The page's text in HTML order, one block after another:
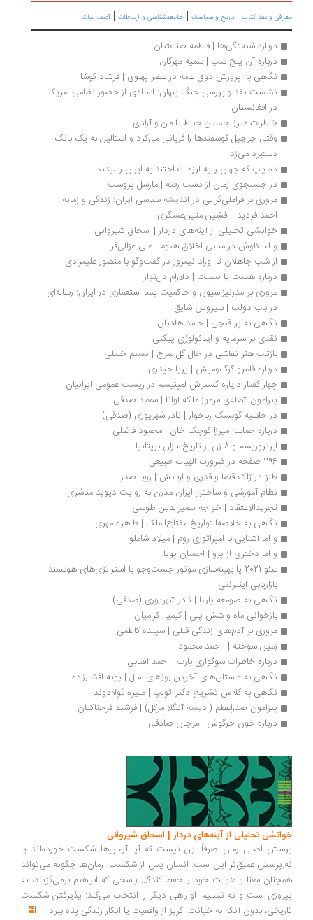
و نقد کتاب|تاریخ و سیاست|جامعه‌شناسی و ارتباطات|آصف بیات|
درباره شیفتگی‌ها | فاطمه صناعتیان
درباره آن پنج شب | سمیه مهرگان
نگاهی به پرورش ذوق عامه در عصر پهلوی | فرشاد کوشا
نشست نقد و بررسی جنگ پنهان: اسنادی از حضور نظامی امریکا
در افغانستان
خاطرات میرزا حسین خیاط با من و آزادی
وقتی چرچیل گوسفندها را قربانی می‌کرد و استالین به یک بانک
دستبرد می‌زد
ده پاپ که جهان را به لرزه انداختند به ایران رسیدند
در جستجوی زمان از دست رفته | مارسل پروست
احمد فردید | افشین متین‌عسگری
خوانشی تحلیلی از آینه‌های دردار | اسحاق شیروانی
و اما کاوش در مبانی اخلاق هیوم | علی غزالی‌فر
از شب جاهلان تا اوراد نیمروز در گفت‌وگو با منصور علیمرادی
درباره هست یا نیست | دلارام دل‌نواز
مروری بر مدرنیزاسیون و حاکمیت پسا-استعماری در ایران؛ رساله‌ای
در باب دولت | سیروس شایق
نگاهی به پر قیچی | حامد هادیان
نقدی بر سرمایه و ایدئولوژی پیکتی
بازتاب هنر نقاشی در خال گل سرخ | نسیم خلیلی
درباره قلمرو گرگ‌ومیش | پریا حیدری
چهار گفتار درباره گسترش لمپنیسم در زیست عمومی ایرانیان
پیرامون شعله‌ی مرموز ملکه لوانا | سعید صدقی
در حاشیه گوبسک رباخوار | نادر شهریوری (صدقی)
درباره حماسه میرزا کوچک خان | محمود فاضلی
ابرتروریسم و 8 زن از تاریخ‌سازان بریتانیا
طنز در ژاک قضا و قدری و اربابش | رویا صدر
نظام آموزشی و ساختن ایران مدرن به روایت دیوید مناشری
تجریدالاعتقاد | خواجه نصیرالدین طوسی
نگاهی به خلاصه‌التواریخ مفتاح‌الملک | طاهره مهری
و اما آشنایی با امپراتوری روم | میلاد شاملو
و اما دختری از پرو | احسان پویا
سئو 2021 یا بهینه‌سازی موتور جست‌وجو با استراتژی‌های هوشمند
بازاریابی اینترنتی!
نگاهی به صومعه پارما | نادر شهریوری (صدقی)
بازخوانی ماه و شش پنی | کیمیا اکرامیان
مروری بر آدم‌های زندگی قبلی | سپیده کاظمی
زمین سوخته |  احمد محمود
درباره خاطرات سوگواری بارت | احمد آفتابی
نگاهی به داستان‌های آخرین روزهای سال | پونه افشارزاده
نگاهی به کلاس تشریح دکتر تولپ | منیره فولادوند
پیرامون صدراعظم (ادیسه آنگلا مرکل) | فرشید فرحناکیان
درباره خون خرگوش | مرجان صادقی
تحلیلی از آینه‌های دردار | اسحاق شیروانی
اصلی رمان صرفاً این نیست که آیا آرمان‌ها شکست خورده‌اند یا
عمیق‌تر این است: انسان پس از شکست آرمان‌ها چگونه می‌تواند
معنا و هویت خود را حفظ کند؟... پاسخی که ابراهیم برمی‌گزیند، نه
است و نه تسلیم. او راهی دیگر را انتخاب می‌کند: پذیرفتن شکست
بدون آنکه به خیانت، گریز از واقعیت یا انکار زندگی پناه ببرد...